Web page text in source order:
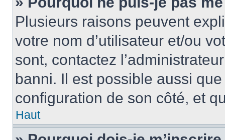
Plusieurs raisons peuvent
votre nom d’utilisateur et/ou
sont, contactez
banni. Il est possible aussi
configuration de son côté, et
Haut